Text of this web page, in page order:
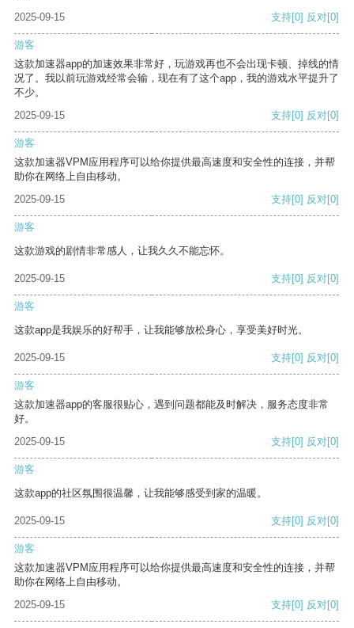
2025-09-15
支持[0] 反对[0]
游客
这款加速器app的加速效果非常好，玩游戏再也不会出现卡顿、掉线的情
况了。我以前玩游戏经常会输，现在有了这个app，我的游戏水平提升了
不少。
2025-09-15
支持[0] 反对[0]
游客
这款加速器VPM应用程序可以给你提供最高速度和安全性的连接，并帮
助你在网络上自由移动。
2025-09-15
支持[0] 反对[0]
游客
这款游戏的剧情非常感人，让我久久不能忘怀。
2025-09-15 支持[0] 反对[0]
游客
这款app是我娱乐的好帮手，让我能够放松身心，享受美好时光。
2025-09-15 支持[0] 反对[0]
游客
这款加速器app的客服很贴心，遇到问题都能及时解决，服务态度非常
好。
2025-09-15
支持[0] 反对[0]
游客
这款app的社区氛围很温馨，让我能够感受到家的温暖。
2025-09-15 支持[0] 反对[0]
游客
这款加速器VPM应用程序可以给你提供最高速度和安全性的连接，并帮
助你在网络上自由移动。
2025-09-15
支持[0] 反对[0]